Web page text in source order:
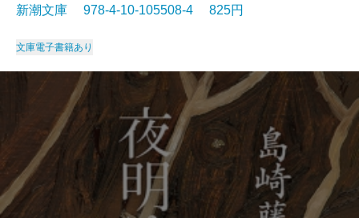
新潮文庫 978-4-10-105508-4 825円
文庫電子書籍あり